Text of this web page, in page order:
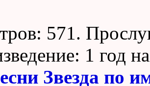
571.
1 год
Звезда по